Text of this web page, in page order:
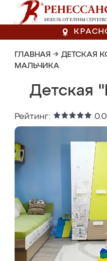
ГЛАВНАЯ → ДЕТСКАЯ
МАЛЬЧИКА
Детская
Рейтинг: 0.0